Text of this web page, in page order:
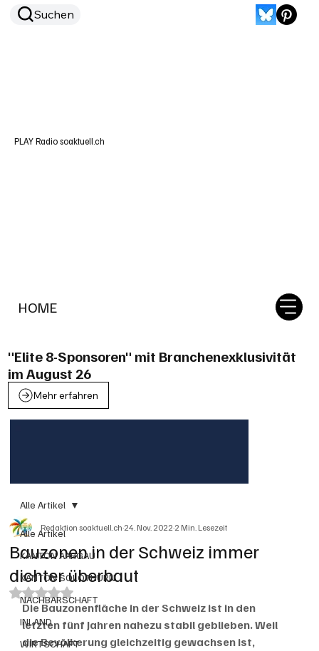
HOME
Suchen
PLAY Radio soaktuell.ch
"Elite 8-Sponsoren" mit Branchenexklusivität
im August 26
Mehr erfahren
Alle Artikel
KANTON AARGAU
KANTON SOLOTHURN
NACHBARSCHAFT
INLAND
WIRTSCHAFT
Alle Artikel
Bauzonen in der Schweiz immer
dichter überbaut
Redaktion soaktuell.ch24. Nov. 20222 Min. Lesezeit
Mit NaN von 5 Sternen bewertet.
Die Bauzonenfläche in der Schweiz ist in den
letzten fünf Jahren nahezu stabil geblieben. Weil
die Bevölkerung gleichzeitig gewachsen ist,